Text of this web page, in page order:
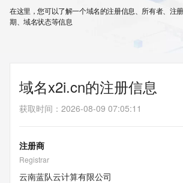
在这里，您可以了解一个域名的注册信息、所有者、注
期、域名状态等信息
域名x2i.cn的注册信息
获取时间 ： 2026-08-09 07:05:11
注册商
Registrar
云南蓝队云计算有限公司